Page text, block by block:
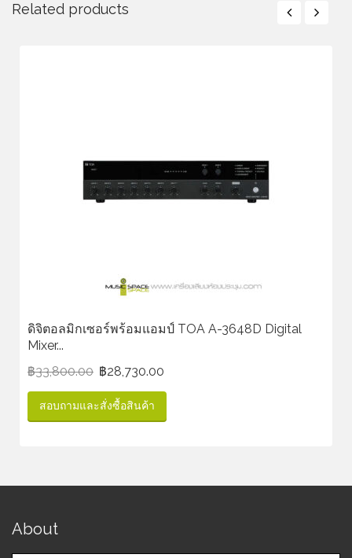
Related products
ดิจิตอลมิกเซอร์พร้อมแอมป์ TOA A-3648D Digital
Mixer...
฿33,800.00 ฿28,730.00
สอบถามและสั่งซื้อสินค้า
About